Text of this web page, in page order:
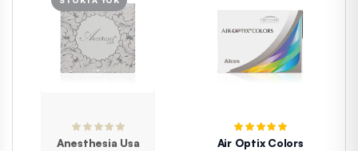
Anesthesia Usa
Air Optix Colors